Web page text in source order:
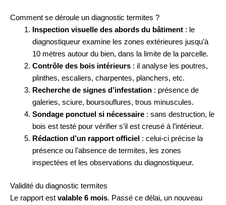
Comment se déroule un diagnostic termites ?
Inspection visuelle des abords du bâtiment: le
diagnostiqueur examine les zones extérieures jusqu’à
10 mètres autour du bien, dans la limite de la parcelle.
Contrôle des bois intérieurs: il analyse les poutres,
plinthes, escaliers, charpentes, planchers, etc.
Recherche de signes d’infestation: présence de
galeries, sciure, boursouflures, trous minuscules.
Sondage ponctuel si nécessaire: sans destruction, le
bois est testé pour vérifier s’il est creusé à l’intérieur.
Rédaction d’un rapport officiel : celui-ci précise la
présence ou l’absence de termites, les zones
inspectées et les observations du diagnostiqueur.
Validité du diagnostic termites
Le rapport est valable 6 mois. Passé ce délai, un nouveau